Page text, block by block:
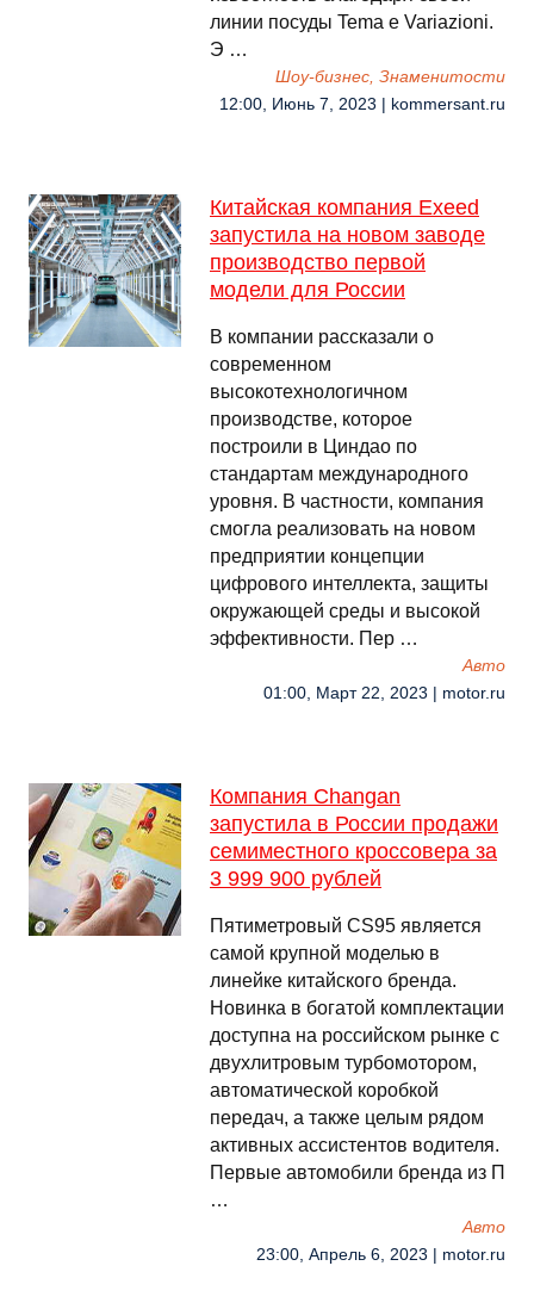
линии посуды Tema e Variazioni.
Э …
Шоу-бизнес, Знаменитости
12:00, Июнь 7, 2023 | kommersant.ru
Китайская компания Exeed
запустила на новом заводе
производство первой
модели для России
В компании рассказали о
современном
высокотехнологичном
производстве, которое
построили в Циндао по
стандартам международного
уровня. В частности, компания
смогла реализовать на новом
предприятии концепции
цифрового интеллекта, защиты
окружающей среды и высокой
эффективности. Пер …
Авто
01:00, Март 22, 2023 | motor.ru
Компания Changan
запустила в России продажи
семиместного кроссовера за
3 999 900 рублей
Пятиметровый CS95 является
самой крупной моделью в
линейке китайского бренда.
Новинка в богатой комплектации
доступна на российском рынке с
двухлитровым турбомотором,
автоматической коробкой
передач, а также целым рядом
активных ассистентов водителя.
Первые автомобили бренда из П
…
Авто
23:00, Апрель 6, 2023 | motor.ru